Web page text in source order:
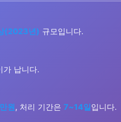
(2023년) 규모입니다.
가 납니다.
원, 처리 기간은 7~14일입니다.